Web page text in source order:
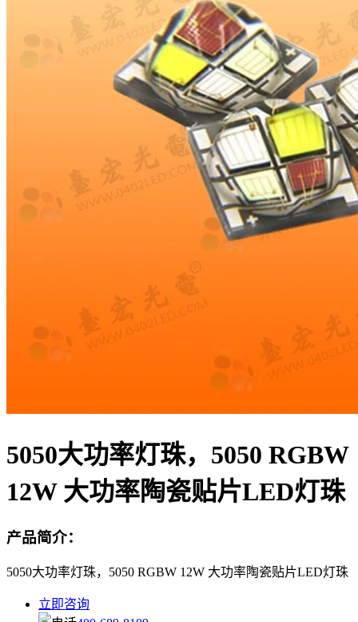
5050大功率灯珠，5050 RGBW
12W 大功率陶瓷贴片LED灯珠
产品简介：
5050大功率灯珠，5050 RGBW 12W 大功率陶瓷贴片LED灯珠
立即咨询